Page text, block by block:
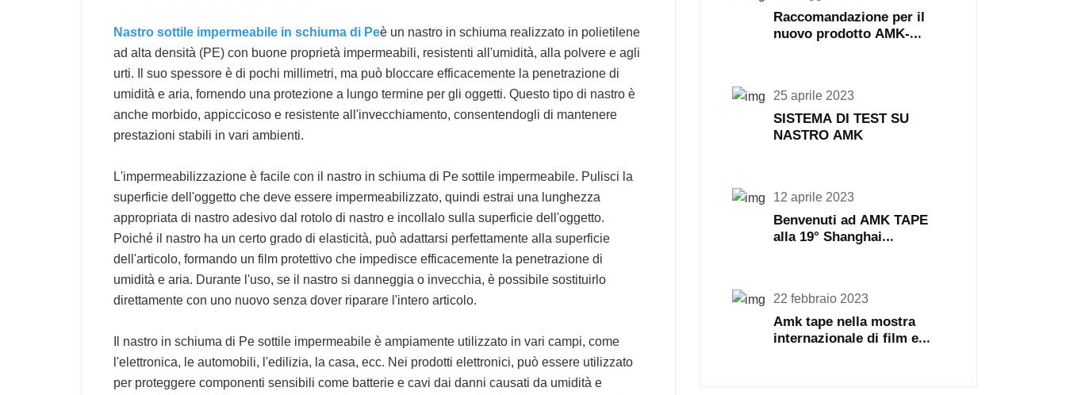
Nastro sottile impermeabile in schiuma di Peè un nastro in schiuma realizzato in polietilene
ad alta densità (PE) con buone proprietà impermeabili, resistenti all'umidità, alla polvere e agli
urti. Il suo spessore è di pochi millimetri, ma può bloccare efficacemente la penetrazione di
umidità e aria, fornendo una protezione a lungo termine per gli oggetti. Questo tipo di nastro è
anche morbido, appiccicoso e resistente all'invecchiamento, consentendogli di mantenere
prestazioni stabili in vari ambienti.
L'impermeabilizzazione è facile con il nastro in schiuma di Pe sottile impermeabile. Pulisci la
superficie dell'oggetto che deve essere impermeabilizzato, quindi estrai una lunghezza
appropriata di nastro adesivo dal rotolo di nastro e incollalo sulla superficie dell'oggetto.
Poiché il nastro ha un certo grado di elasticità, può adattarsi perfettamente alla superficie
dell'articolo, formando un film protettivo che impedisce efficacemente la penetrazione di
umidità e aria. Durante l'uso, se il nastro si danneggia o invecchia, è possibile sostituirlo
direttamente con uno nuovo senza dover riparare l'intero articolo.
Il nastro in schiuma di Pe sottile impermeabile è ampiamente utilizzato in vari campi, come
l'elettronica, le automobili, l'edilizia, la casa, ecc. Nei prodotti elettronici, può essere utilizzato
per proteggere componenti sensibili come batterie e cavi dai danni causati da umidità e
Raccomandazione per il
nuovo prodotto AMK-
25 aprile 2023
SISTEMA DI TEST SU
NASTRO AMK
12 aprile 2023
Benvenuti ad AMK TAPE
alla 19° Shanghai
22 febbraio 2023
Amk tape nella mostra
internazionale di film e